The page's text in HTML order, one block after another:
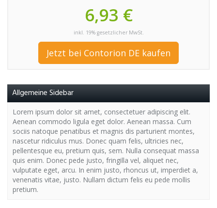
6,93 €
inkl. 19% gesetzlicher MwSt.
Jetzt bei Contorion DE kaufen
Allgemeine Sidebar
Lorem ipsum dolor sit amet, consectetuer adipiscing elit.
Aenean commodo ligula eget dolor. Aenean massa. Cum
sociis natoque penatibus et magnis dis parturient montes,
nascetur ridiculus mus. Donec quam felis, ultricies nec,
pellentesque eu, pretium quis, sem. Nulla consequat massa
quis enim. Donec pede justo, fringilla vel, aliquet nec,
vulputate eget, arcu. In enim justo, rhoncus ut, imperdiet a,
venenatis vitae, justo. Nullam dictum felis eu pede mollis
pretium.